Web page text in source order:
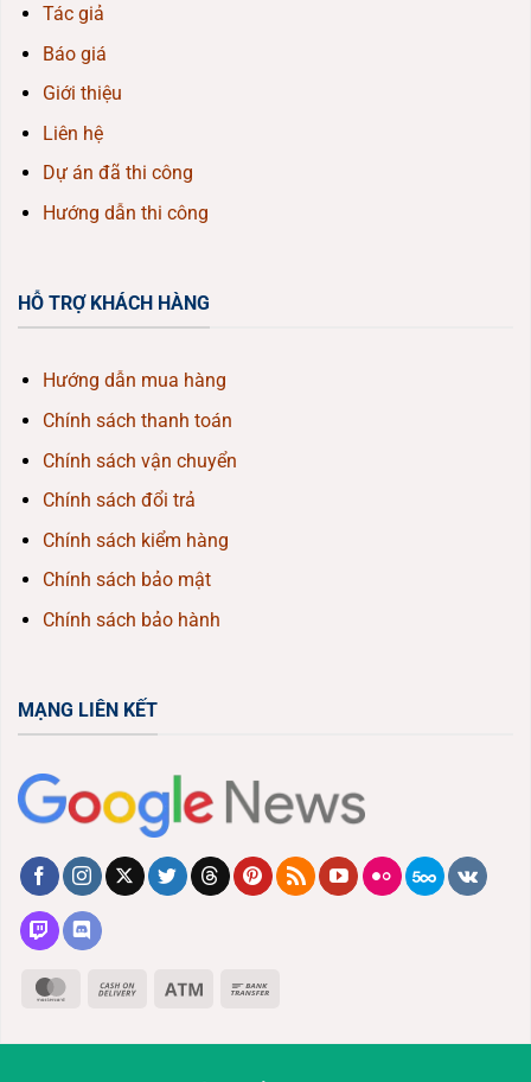
Tác giả
Báo giá
Giới thiệu
Liên hệ
Dự án đã thi công
Hướng dẫn thi công
HỖ TRỢ KHÁCH HÀNG
Hướng dẫn mua hàng
Chính sách thanh toán
Chính sách vận chuyển
Chính sách đổi trả
Chính sách kiểm hàng
Chính sách bảo mật
Chính sách bảo hành
MẠNG LIÊN KẾT
MasterCard
Cash
Delivery
Atm